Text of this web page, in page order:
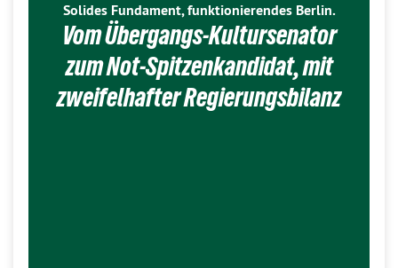
Solides Fundament, funktionierendes Berlin.
Vom Übergangs-Kultursenator
zum Not-Spitzenkandidat, mit
zweifelhafter Regierungsbilanz